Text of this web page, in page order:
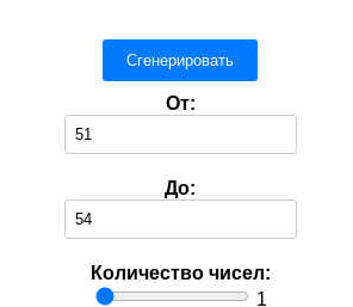
Сгенерировать
От:
До:
Количество чисел:
1